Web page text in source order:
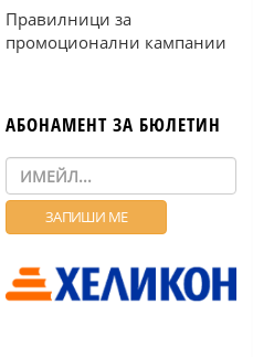
Правилници за
промоционални кампании
АБОНАМЕНТ ЗА БЮЛЕТИН